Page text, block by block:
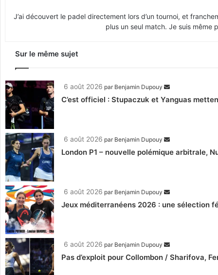
J’ai découvert le padel directement lors d’un tournoi, et
plus un seul match. Je suis même
Sur le même sujet
6 août 2026 par Benjamin Dupouy
C’est officiel : Stupaczuk et Yanguas
6 août 2026 par Benjamin Dupouy
London P1 – nouvelle polémique arbitrale,
6 août 2026 par Benjamin Dupouy
Jeux méditerranéens 2026 : une sélection
6 août 2026 par Benjamin Dupouy
Pas d’exploit pour Collombon / Sharifova,